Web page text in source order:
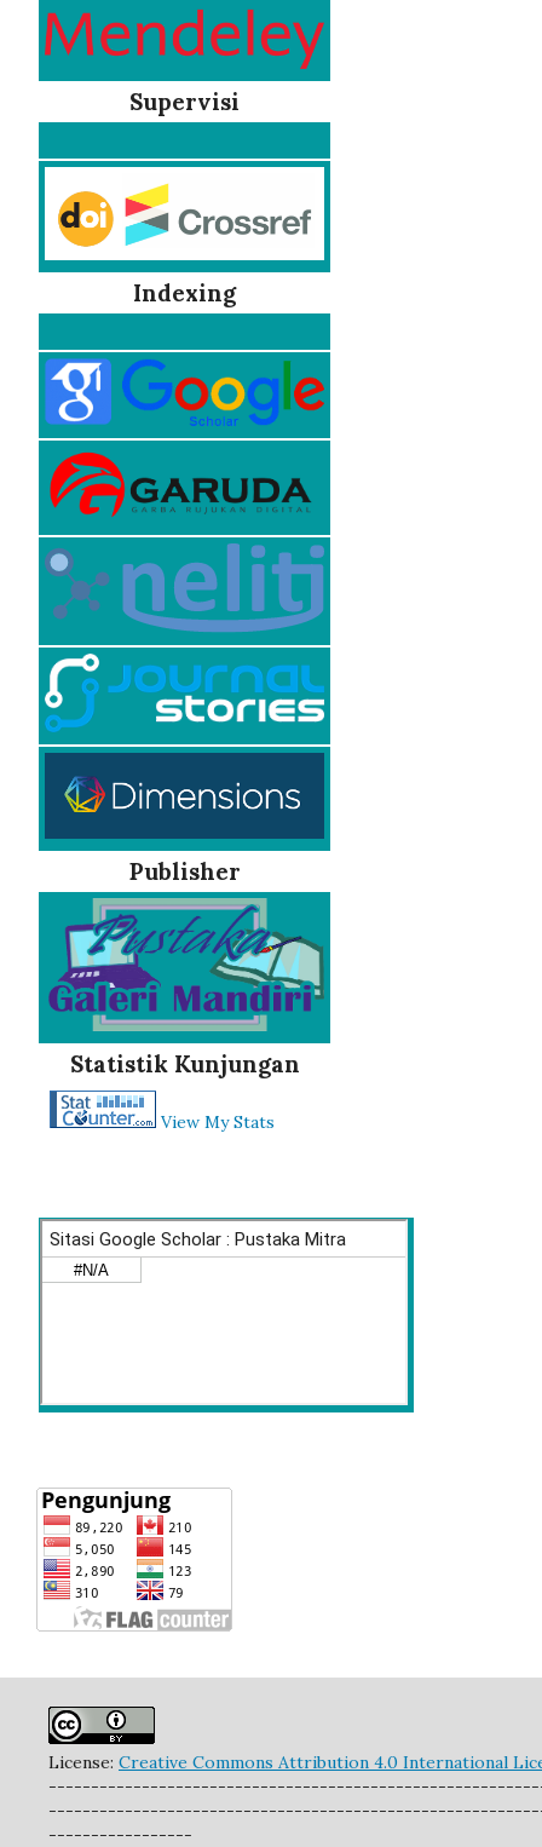
Supervisi
Indexing
Publisher
Statistik Kunjungan
View My Stats
License: Creative Commons Attribution 4.0 International
-----------------